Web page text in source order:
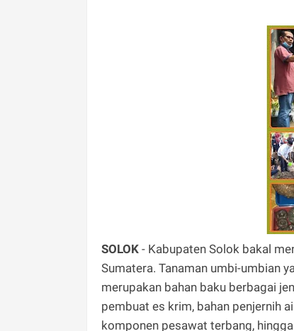
SOLOK - Kabupaten Solok bakal
Sumatera. Tanaman umbi-umbian
merupakan bahan baku berbagai
pembuat es krim, bahan penjernih
komponen pesawat terbang,